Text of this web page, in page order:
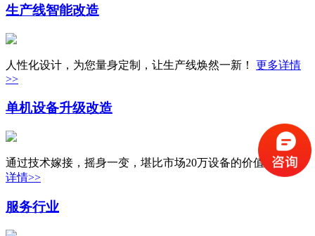
生产线智能改造
人性化设计，为您量身定制，让生产线焕然一新！ 更多详情
>>
单机设备升级改造
通过技术嫁接，摇身一变，堪比市场20万设备的价值！更多
详情>>
服务行业